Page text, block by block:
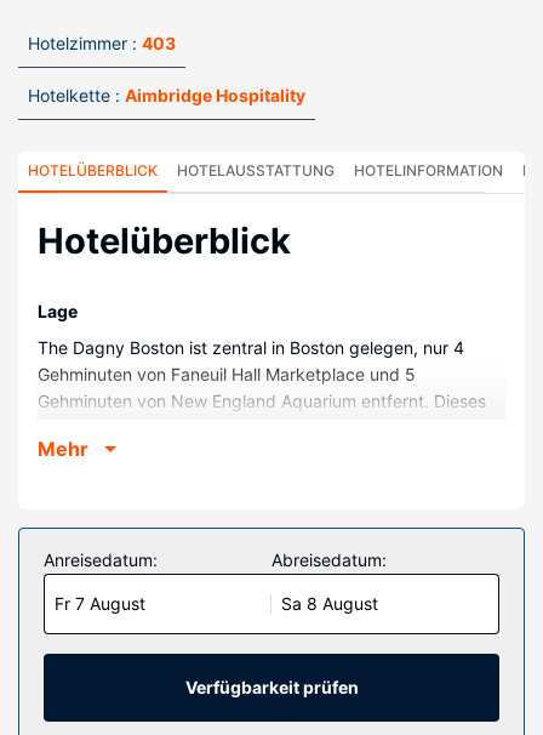
Hotelzimmer : 403
Hotelkette : Aimbridge Hospitality
HOTELÜBERBLICK HOTELAUSSTATTUNG HOTELINFORMATION
Hotelüberblick
Lage
The Dagny Boston ist zentral in Boston gelegen, nur 4
Gehminuten von Faneuil Hall Marketplace und 5
Gehminuten von New England Aquarium entfernt. Dieses
1,5 km von TD Garden entfernt.
Fühl dich in einem der 403 Zimmer, die Espressomaschine
und einen Flachbildfernseher bieten, wie zu Hause. Dein
Pillowtop Bett bietet Daunenbettdecken und hochwertige
Bettwaren. Ein WLAN-Internetzugang (kostenlos) ist
ebenso verfügbar wie Kabelempfang. Die Badezimmer
bieten Badewannen, kostenlose Toilettenartikel und
Ausstattung der Anlage
Mehr
Anreisedatum:
Fr 7 August
Abreisedatum:
Sa 8 August
Verfügbarkeit prüfen